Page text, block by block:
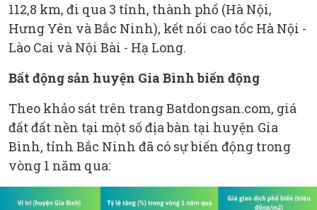
112,8 km, đi qua 3 tỉnh, thành phố (Hà Nội,
Hưng Yên và Bắc Ninh), kết nối cao tốc Hà Nội -
Lào Cai và Nội Bài - Hạ Long.
Bất động sản huyện Gia Bình biến động
Theo khảo sát trên trang Batdongsan.com, giá
đất đất nền tại một số địa bàn tại huyện Gia
Bình, tỉnh Bắc Ninh đã có sự biến động trong
vòng 1 năm qua: